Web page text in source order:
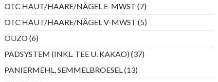
OTC HAUT/HAARE/NÄGEL E-MWST 77
Produkte
OTC HAUT/HAARE/NÄGEL V-MWST 55
Produkte
OUZO 66
Produkte
PADSYSTEM (INKL. TEE U. KAKAO) 3737
Produkte
PANIERMEHL, SEMMELBROESEL 1313
Produkte